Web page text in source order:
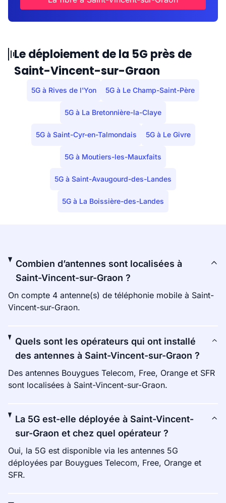
Le déploiement de la 5G près de
Saint-Vincent-sur-Graon
5G à Rives de l'Yon 5G à Le Champ-Saint-Père
5G à La Bretonnière-la-Claye
5G à Saint-Cyr-en-Talmondais 5G à Le Givre
5G à Moutiers-les-Mauxfaits
5G à Saint-Avaugourd-des-Landes
5G à La Boissière-des-Landes
Combien d’antennes sont localisées à
Saint-Vincent-sur-Graon ?
On compte 4 antenne(s) de téléphonie mobile à Saint-
Vincent-sur-Graon.
Quels sont les opérateurs qui ont installé
des antennes à Saint-Vincent-sur-Graon ?
Des antennes Bouygues Telecom, Free, Orange et SFR
sont localisées à Saint-Vincent-sur-Graon.
La 5G est-elle déployée à Saint-Vincent-
sur-Graon et chez quel opérateur ?
Oui, la 5G est disponible via les antennes 5G
déployées par Bouygues Telecom, Free, Orange et
SFR.